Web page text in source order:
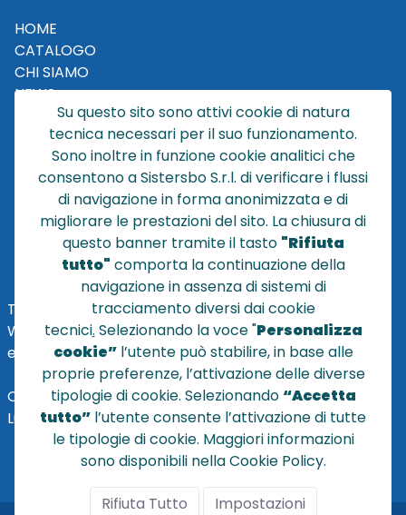
HOME
CATALOGO
CHI SIAMO
NEWS
CONTATTACI
CONDIZIONI DI VENDITA
POLICY PRIVACY
NOTE LEGALI
Cookie
TEL
+39 051 320210
WHATSAPP: +39345 7201724
eMai
vendite@sistersbo.it
Orari Uffici:
Lun - Ven: 08:30 - 18:00
Su questo sito sono attivi cookie di natura
tecnica necessari per il suo funzionamento.
Sono inoltre in funzione cookie analitici che
consentono a Sistersbo S.r.l. di verificare i flussi
di navigazione in forma anonimizzata e di
migliorare le prestazioni del sito. La chiusura di
questo banner tramite il tasto "Rifiuta
tutto" comporta la continuazione della
navigazione in assenza di sistemi di
tracciamento diversi dai cookie
tecnici. Selezionando la voce "Personalizza
cookie”l’utente può stabilire, in base alle
proprie preferenze, l’attivazione delle diverse
tipologie di cookie. Selezionando “Accetta
tutto” l’utente consente l’attivazione di tutte
le tipologie di cookie. Maggiori informazioni
sono disponibili nella Cookie Policy.
Rifiuta Tutto Impostazioni